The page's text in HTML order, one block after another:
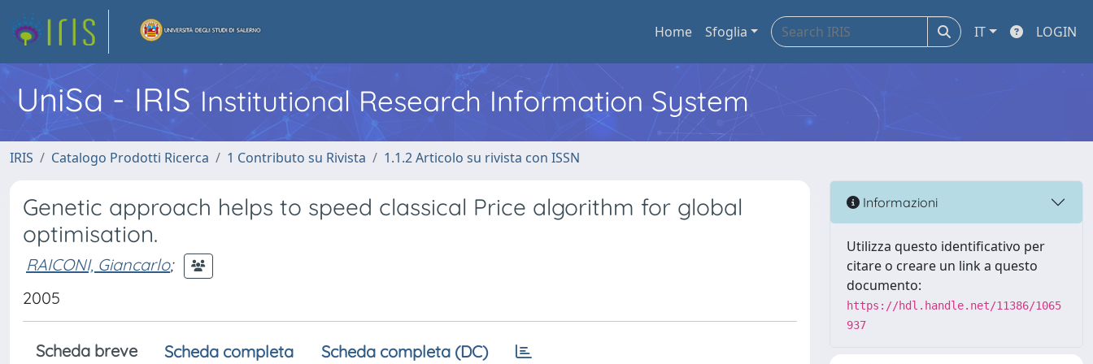
Home Sfoglia IT LOGIN
UniSa - IRIS Institutional Research Information System
IRIS Catalogo Prodotti Ricerca 1 Contributo su Rivista 1.1.2 Articolo su rivista con ISSN
Genetic approach helps to speed classical Price algorithm for global
optimisation.
RAICONI, Giancarlo;
2005
Scheda breve Scheda completa Scheda completa (DC)
Informazioni
Utilizza questo identificativo per
citare o creare un link a questo
documento:
https://hdl.handle.net/11386/1065
937